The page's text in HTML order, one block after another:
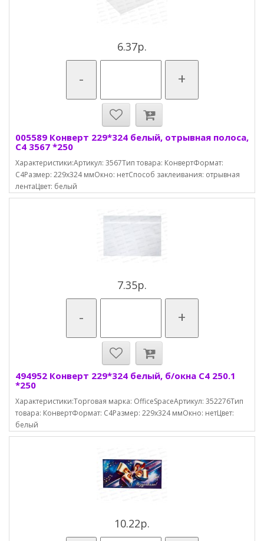
6.37р.
- +
005589 Конверт 229*324 белый, отрывная полоса,
С4 3567 *250
Характеристики:Артикул: 3567Тип товара: КонвертФормат:
С4Размер: 229х324 ммОкно: нетСпособ заклеивания: отрывная
лентаЦвет: белый
7.35р.
- +
494952 Конверт 229*324 белый, б/окна С4 250.1
*250
Характеристики:Торговая марка: OfficeSpaceАртикул: 352276Тип
товара: КонвертФормат: С4Размер: 229х324 ммОкно: нетЦвет:
белый
10.22р.